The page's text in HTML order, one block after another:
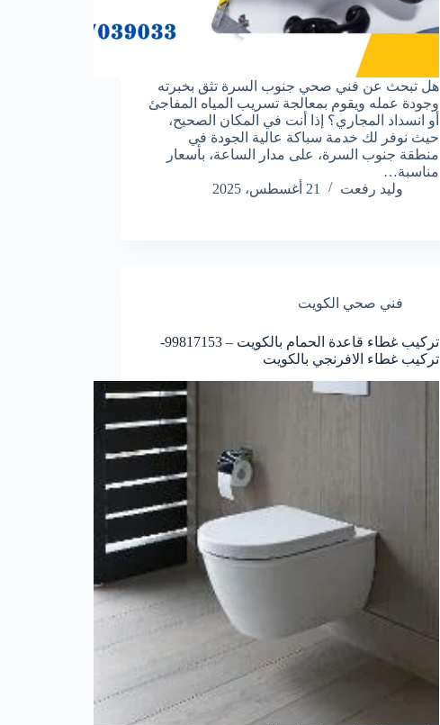
هل تبحث عن فني صحي جنوب السرة تثق بخبرته
وجودة عمله ويقوم بمعالجة تسريب المياه المفاجئ
أو انسداد المجاري؟ إذا أنت في المكان الصحيح،
حيث نوفر لك خدمة سباكة عالية الجودة في
منطقة جنوب السرة، على مدار الساعة، بأسعار
مناسبة…
وليد رفعت
21 أغسطس، 2025
فني صحي الكويت
تركيب غطاء قاعدة الحمام بالكويت – 99817153-
تركيب غطاء الافرنجي بالكويت